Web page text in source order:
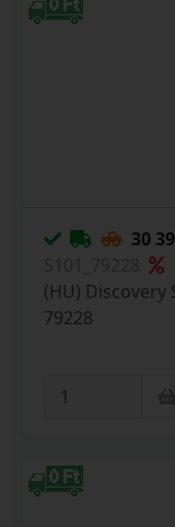
30
(HU) Discovery
79228